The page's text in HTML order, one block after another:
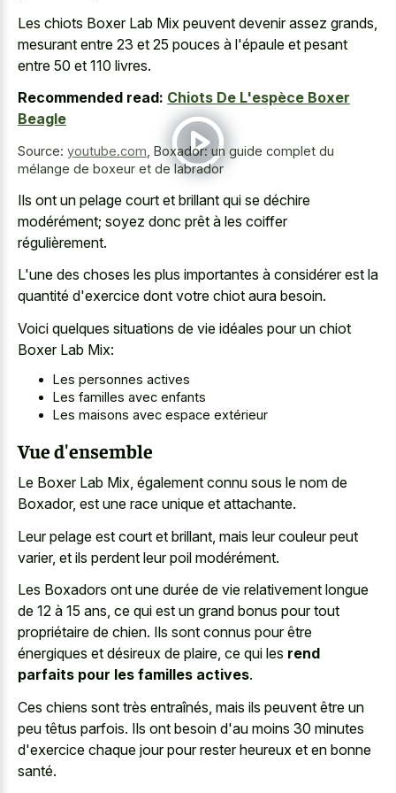
Les chiots Boxer Lab Mix peuvent devenir assez grands,
mesurant entre 23 et 25 pouces à l'épaule et pesant
entre 50 et 110 livres.
Recommended read: Chiots De L'espèce Boxer
Beagle
Source: youtube.com Boxador: un guide complet du
mélange de boxeur et de labrador
Ils ont un pelage court et brillant qui se déchire
modérément; soyez donc prêt à les coiffer
régulièrement.
L'une des choses les plus importantes à considérer est la
quantité d'exercice dont votre chiot aura besoin.
Voici quelques situations de vie idéales pour un chiot
Boxer Lab Mix:
Les personnes actives
Les familles avec enfants
Les maisons avec espace extérieur
Vue d'ensemble
Le Boxer Lab Mix, également connu sous le nom de
Boxador, est une race unique et attachante.
Leur pelage est court et brillant, mais leur couleur peut
varier, et ils perdent leur poil modérément.
Les Boxadors ont une durée de vie relativement longue
de 12 à 15 ans, ce qui est un grand bonus pour tout
propriétaire de chien. Ils sont connus pour être
énergiques et désireux de plaire, ce qui les rend
parfaits pour les familles actives.
Ces chiens sont très entraînés, mais ils peuvent être un
peu têtus parfois. Ils ont besoin d'au moins 30 minutes
d'exercice chaque jour pour rester heureux et en bonne
santé.